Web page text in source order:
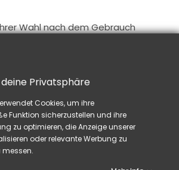
Wahlnach dem Gebrauch
IHNEN AUCH
Privatsphäre
Cookies, um ihre
Funktion sicherzustellen und ihre
zu optimieren, die Anzeige unserer
oder relevante Werbung zu
messen.